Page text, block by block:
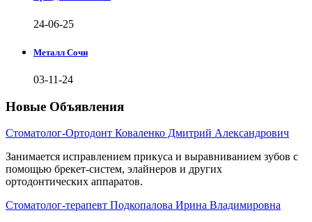
24-06-25
Металл Сочи
03-11-24
Новые Объявления
Стоматолог-Ортодонт Коваленко Дмитрий Александрович
Занимается исправлением прикуса и выравниванием зубов с
помощью брекет-систем, элайнеров и других
ортодонтических аппаратов.
Стоматолог-терапевт Подкопалова Ирина Владимировна